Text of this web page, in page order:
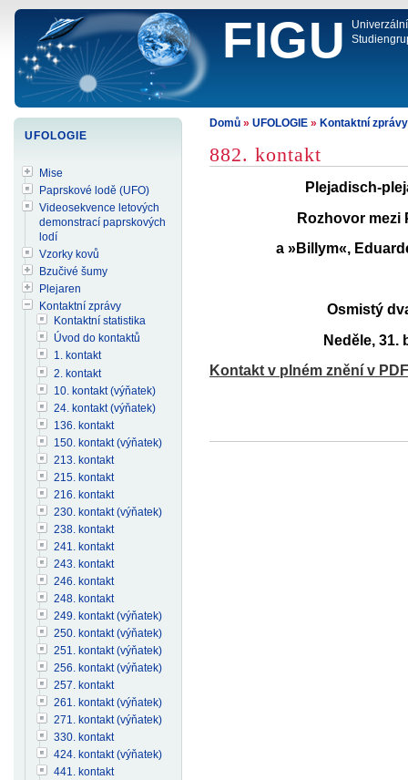
FIGU
Domů » UFOLOGIE » Kontaktní zprávy
882. kontakt
Plejadisch-
Rozhovor mezi
a »Billym«,
Osmistý
Neděle, 31.
Kontakt v plném znění v PDF
UFOLOGIE
Mise
Paprskové lodě (UFO)
Videosekvence letových
demonstrací paprskových
lodí
Vzorky kovů
Bzučivé šumy
Plejaren
Kontaktní zprávy
Kontaktní statistika
Úvod do kontaktů
1. kontakt
2. kontakt
10. kontakt (výňatek)
24. kontakt (výňatek)
136. kontakt
150. kontakt (výňatek)
213. kontakt
215. kontakt
216. kontakt
230. kontakt (výňatek)
238. kontakt
241. kontakt
243. kontakt
246. kontakt
248. kontakt
249. kontakt (výňatek)
250. kontakt (výňatek)
251. kontakt (výňatek)
256. kontakt (výňatek)
257. kontakt
261. kontakt (výňatek)
271. kontakt (výňatek)
330. kontakt
424. kontakt (výňatek)
441. kontakt